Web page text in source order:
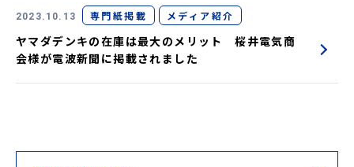
2023.10.13 専門紙掲載 メディア紹介
ヤマダデンキの在庫は最大のメリット 桜井電気商
会様が電波新聞に掲載されました